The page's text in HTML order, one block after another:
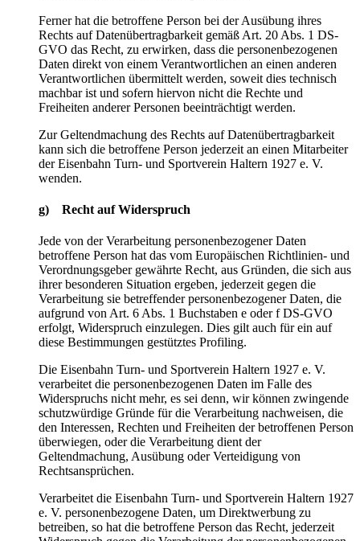
Ferner hat die betroffene Person bei der Ausübung ihres
Rechts auf Datenübertragbarkeit gemäß Art. 20 Abs. 1 DS-
GVO das Recht, zu erwirken, dass die personenbezogenen
Daten direkt von einem Verantwortlichen an einen anderen
Verantwortlichen übermittelt werden, soweit dies technisch
machbar ist und sofern hiervon nicht die Rechte und
Freiheiten anderer Personen beeinträchtigt werden.
Zur Geltendmachung des Rechts auf Datenübertragbarkeit
kann sich die betroffene Person jederzeit an einen Mitarbeiter
der Eisenbahn Turn- und Sportverein Haltern 1927 e. V.
wenden.
g) Recht auf Widerspruch
Jede von der Verarbeitung personenbezogener Daten
betroffene Person hat das vom Europäischen Richtlinien- und
Verordnungsgeber gewährte Recht, aus Gründen, die sich aus
ihrer besonderen Situation ergeben, jederzeit gegen die
Verarbeitung sie betreffender personenbezogener Daten, die
aufgrund von Art. 6 Abs. 1 Buchstaben e oder f DS-GVO
erfolgt, Widerspruch einzulegen. Dies gilt auch für ein auf
diese Bestimmungen gestütztes Profiling.
Die Eisenbahn Turn- und Sportverein Haltern 1927 e. V.
verarbeitet die personenbezogenen Daten im Falle des
Widerspruchs nicht mehr, es sei denn, wir können zwingende
schutzwürdige Gründe für die Verarbeitung nachweisen, die
den Interessen, Rechten und Freiheiten der betroffenen Person
überwiegen, oder die Verarbeitung dient der
Geltendmachung, Ausübung oder Verteidigung von
Rechtsansprüchen.
Verarbeitet die Eisenbahn Turn- und Sportverein Haltern 1927
e. V. personenbezogene Daten, um Direktwerbung zu
betreiben, so hat die betroffene Person das Recht, jederzeit